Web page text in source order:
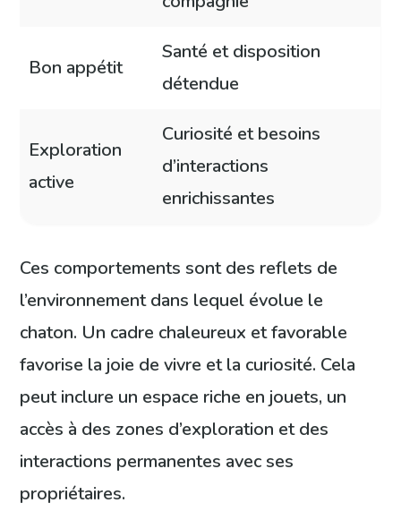
Bon appétit
Santé et disposition
détendue
Exploration
active
Curiosité et besoins
d’interactions
enrichissantes
Ces comportements sont des reflets de
l’environnement dans lequel évolue le
chaton. Un cadre chaleureux et favorable
favorise la joie de vivre et la curiosité. Cela
peut inclure un espace riche en jouets, un
accès à des zones d’exploration et des
interactions permanentes avec ses
propriétaires.